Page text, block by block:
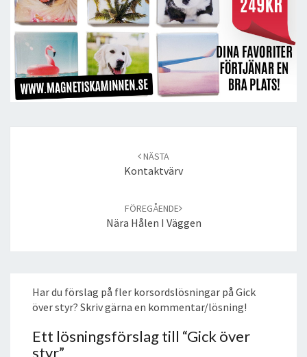
NÄSTA
Kontaktvärv
FÖREGÅENDE
Nära Hålen I Väggen
Har du förslag på fler korsordslösningar på Gick
över styr? Skriv gärna en kommentar/lösning!
Ett lösningsförslag till “Gick över
styr”